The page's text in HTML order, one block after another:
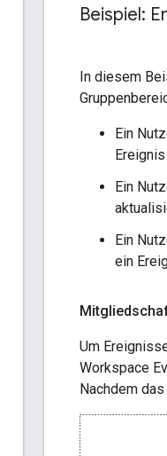
Beispiel:
In diesem
Ein
Ein
Ein
ein
Um
Workspace
Nachdem